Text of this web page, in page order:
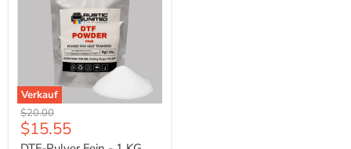
Verkauf
Ursprünglicher
Preis
$20.00
Aktueller
$15.55